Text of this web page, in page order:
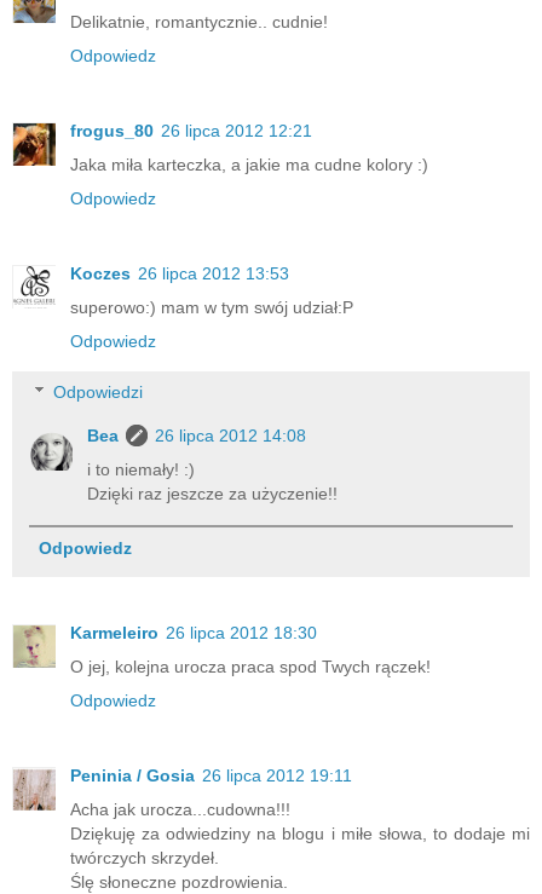
Delikatnie, romantycznie.. cudnie!
Odpowiedz
frogus_80 26 lipca 2012 12:21
Jaka miła karteczka, a jakie ma cudne kolory :)
Odpowiedz
Koczes 26 lipca 2012 13:53
superowo:) mam w tym swój udział:P
Odpowiedz
Odpowiedzi
Bea
26 lipca 2012 14:08
i to niemały! :)
Dzięki raz jeszcze za użyczenie!!
Odpowiedz
Karmeleiro 26 lipca 2012 18:30
O jej, kolejna urocza praca spod Twych rączek!
Odpowiedz
Peninia / Gosia 26 lipca 2012 19:11
Acha jak urocza...cudowna!!!
Dziękuję za odwiedziny na blogu i miłe słowa, to dodaje mi
twórczych skrzydeł.
Ślę słoneczne pozdrowienia.